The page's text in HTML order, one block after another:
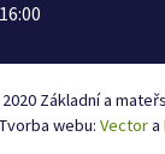
Základní a
Tvorba webu: Vectora